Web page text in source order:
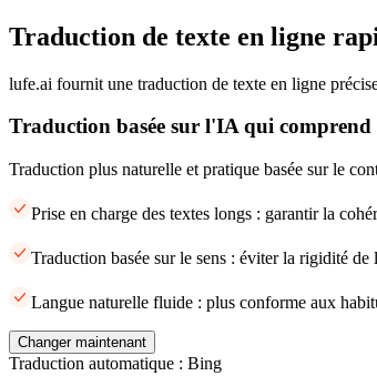
Traduction de texte en ligne
lufe.ai fournit une traduction de texte en ligne
Traduction basée sur l'IA qui comprend
Traduction plus naturelle et pratique basée sur le
Prise en charge des textes longs : garantir la
Traduction basée sur le sens : éviter la rigidité
Langue naturelle fluide : plus conforme aux
Changer maintenant
Traduction automatique : Bing